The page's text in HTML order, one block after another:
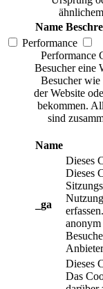
Name
Performance
Performance
Besucher eine
Besucher
der Website
bekommen.
sind
Name
_ga
Dieses
Dieses
Anbieter
Dieses
Das